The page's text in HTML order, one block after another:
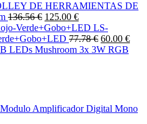
DE HERRAMIENTAS DE
136.56 € 125.00 €
LS-
77.78 € 60.00 €
Mushroom 3x 3W RGB